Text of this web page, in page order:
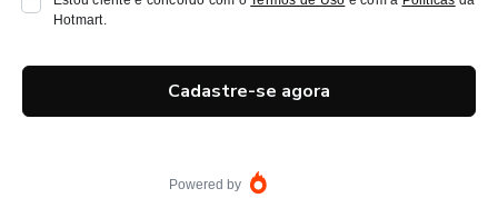
Hotmart.
Cadastre-se agora
Powered by